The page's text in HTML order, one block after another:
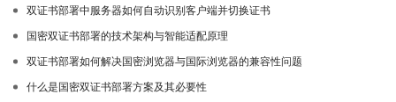
双证书部署中服务器如何自动识别客户端并切换证书
国密双证书部署的技术架构与智能适配原理
双证书部署如何解决国密浏览器与国际浏览器的兼容性问题
什么是国密双证书部署方案及其必要性